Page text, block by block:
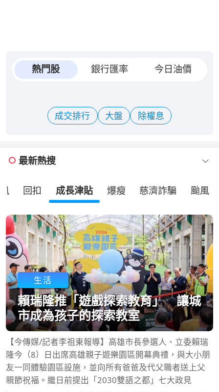
熱門股 銀行匯率 今日油價
成交排行 大盤 除權息
最新熱搜
回扣 成長津貼 爆瘦 慈濟詐騙 颱風
生活
賴瑞隆推「遊戲探索教育」 讓城
市成為孩子的探索教室
【今傳媒/記者李祖東報導】高雄市長參選人、立委賴瑞
隆今（8）日出席高雄親子遊樂園區開幕典禮，與大小朋
友一同體驗園區設施，並向所有爸爸及代父職者送上父
親節祝福。繼日前提出「2030雙語之都」七大政見